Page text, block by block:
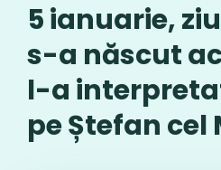
5 ianuarie,
s-a născut
l-a
pe Ștefan cel